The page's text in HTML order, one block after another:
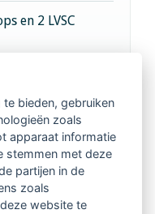
en 2 LVSC
vakgenoten
in 14
bieden, gebruiken
zoals
apparaat informatie
stemmen met deze
partijen in de
zoals
website te